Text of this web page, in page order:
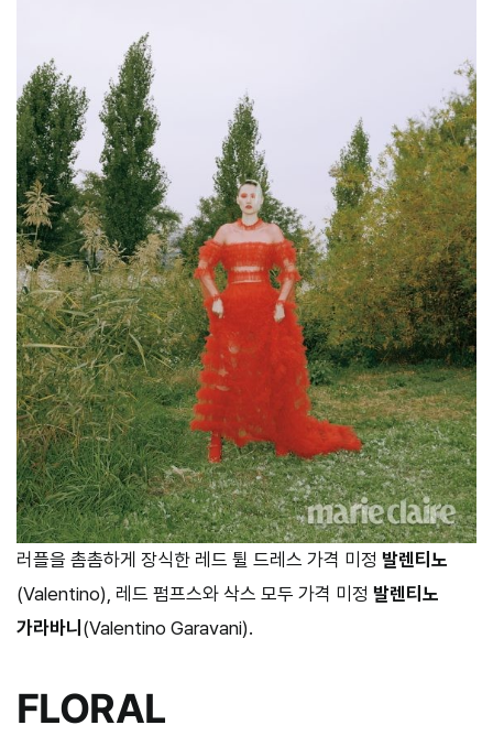
러플을 촘촘하게 장식한 레드 튈 드레스 가격 미정 발렌티노
(Valentino), 레드 펌프스와 삭스 모두 가격 미정 발렌티노
가라바니 (Valentino Garavani).
FLORAL